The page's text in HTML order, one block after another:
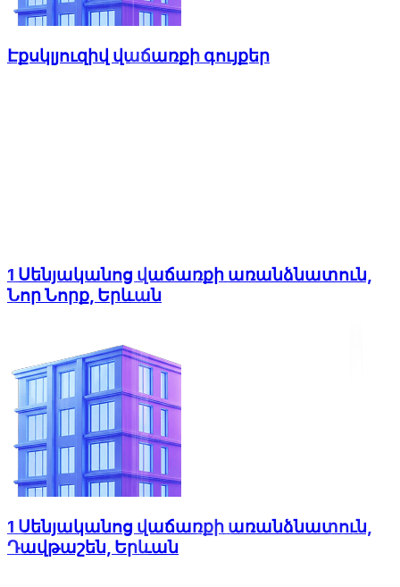
Էքսկլյուզիվ վաճառքի գույքեր
1 Սենյականոց վաճառքի առանձնատուն,
Նոր Նորք, Երևան
1 Սենյականոց վաճառքի առանձնատուն,
Դավթաշեն, Երևան